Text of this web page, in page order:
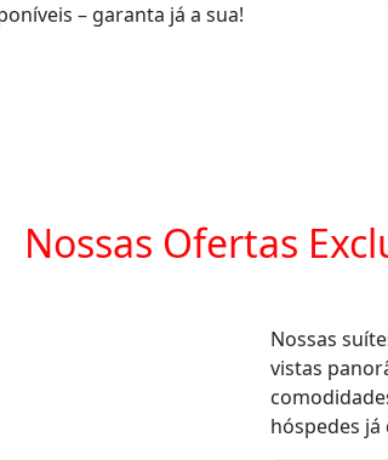
– garanta já a sua!
Nossas Ofertas
Nossas
vistas
hóspedes